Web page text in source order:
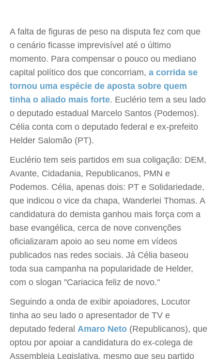
A falta de figuras de peso na disputa fez com que
o cenário ficasse imprevisível até o último
momento. Para compensar o pouco ou mediano
capital político dos que concorriam, a corrida se
tornou uma espécie de aposta sobre quem
tinha o aliado mais forte. Euclério tem a seu lado
o deputado estadual Marcelo Santos (Podemos).
Célia conta com o deputado federal e ex-prefeito
Helder Salomão (PT).
Euclério tem seis partidos em sua coligação: DEM,
Avante, Cidadania, Republicanos, PMN e
Podemos. Célia, apenas dois: PT e Solidariedade,
que indicou o vice da chapa, Wanderlei Thomas. A
candidatura do demista ganhou mais força com a
base evangélica, cerca de nove convenções
oficializaram apoio ao seu nome em vídeos
publicados nas redes sociais. Já Célia baseou
toda sua campanha na popularidade de Helder,
com o slogan "Cariacica feliz de novo."
Seguindo a onda de exibir apoiadores, Locutor
tinha ao seu lado o apresentador de TV e
deputado federal Amaro Neto (Republicanos), que
optou por apoiar a candidatura do ex-colega de
Assembleia Legislativa, mesmo que seu partido